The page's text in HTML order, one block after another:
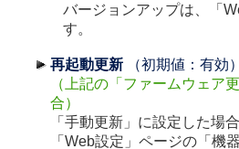
バージョンアップは、「
す。
再起動更新 （初期値：有効）
（上記の「ファームウェア
合）
「手動更新」に設定した場
「Web設定」ページの「機